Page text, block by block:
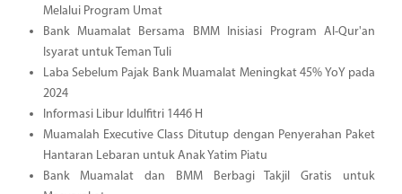
Melalui Program Umat
Bank Muamalat Bersama BMM Inisiasi Program Al-Qur'an
Isyarat untuk Teman Tuli
Laba Sebelum Pajak Bank Muamalat Meningkat 45% YoY pada
2024
Informasi Libur Idulfitri 1446 H
Muamalah Executive Class Ditutup dengan Penyerahan Paket
Hantaran Lebaran untuk Anak Yatim Piatu
Bank Muamalat dan BMM Berbagi Takjil Gratis untuk